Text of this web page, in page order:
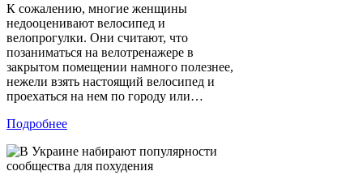
К сожалению, многие женщины
недооценивают велосипед и
велопрогулки. Они считают, что
позаниматься на велотренажере в
закрытом помещении намного полезнее,
нежели взять настоящий велосипед и
проехаться на нем по городу или…
Подробнее